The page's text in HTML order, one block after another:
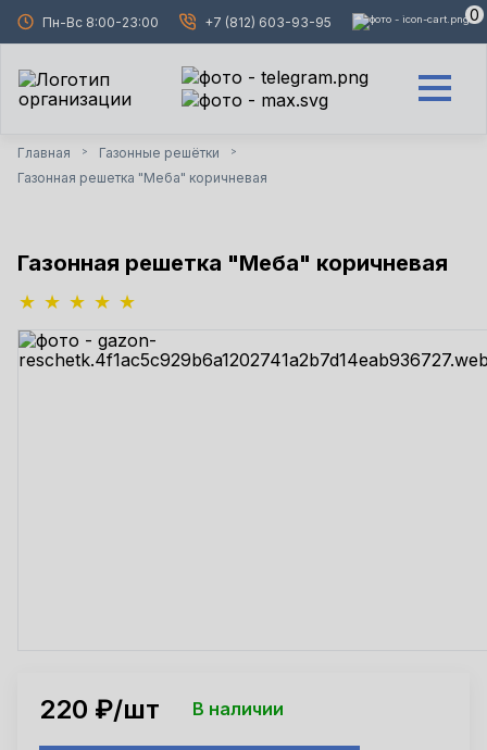
Пн-Вс 8:00-23:00 +7 (812) 603-93-95 0
Главная > Газонные решётки >
Газонная решетка "Меба" коричневая
Газонная решетка "Меба" коричневая
220 ₽/шт В наличии